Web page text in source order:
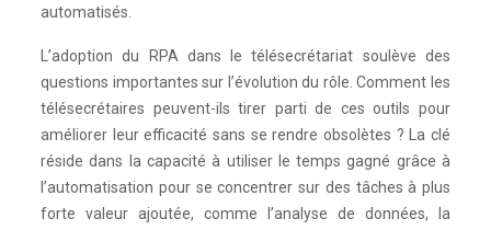
automatisés.
L’adoption du RPA dans le télésecrétariat soulève des
questions importantes sur l’évolution du rôle. Comment les
télésecrétaires peuvent-ils tirer parti de ces outils pour
améliorer leur efficacité sans se rendre obsolètes ? La clé
réside dans la capacité à utiliser le temps gagné grâce à
l’automatisation pour se concentrer sur des tâches à plus
forte valeur ajoutée, comme l’analyse de données, la